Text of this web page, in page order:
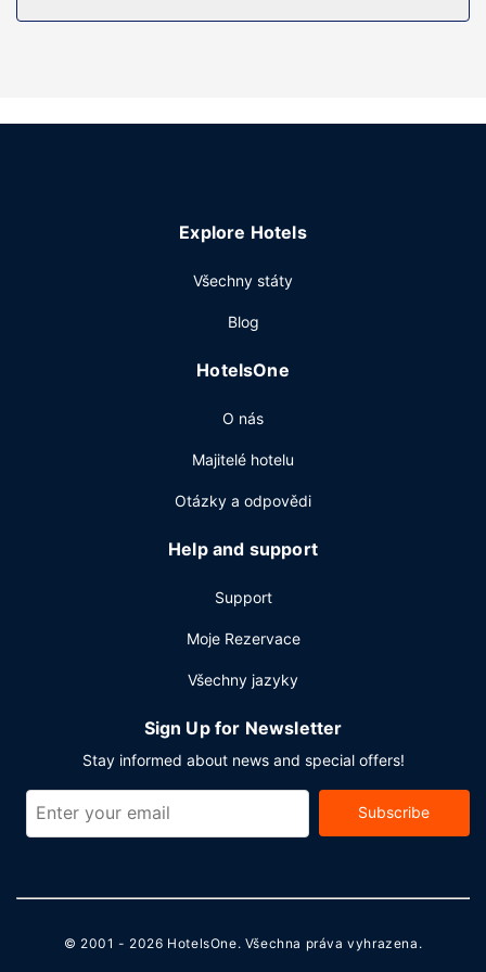
nepřetržitým provozem. Součástí vybavení jsou také
Chcete-li svůj rušný den zakončit u svého oblíbeného
9:00 a o víkendu od 6:00 do 10:00 budete zváni na
Hostům jsou k dispozici business centrum s nepřetržitým
provozem. Hostům je zdarma poskytována tato dopravní
Explore Hotels
Všechny státy
Blog
HotelsOne
O nás
Majitelé hotelu
Otázky a odpovědi
Help and support
Support
Moje Rezervace
Všechny jazyky
Sign Up for Newsletter
Stay informed about news and special offers!
Subscribe
© 2001 - 2026 HotelsOne. Všechna práva vyhrazena.